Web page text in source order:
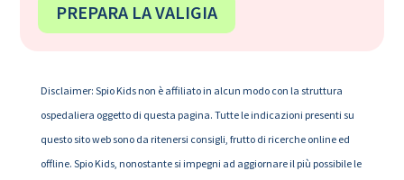
PREPARA LA VALIGIA
Disclaimer: Spio Kids non è affiliato in alcun modo con la struttura
ospedaliera oggetto di questa pagina. Tutte le indicazioni presenti su
questo sito web sono da ritenersi consigli, frutto di ricerche online ed
offline. Spio Kids, nonostante si impegni ad aggiornare il più possibile le